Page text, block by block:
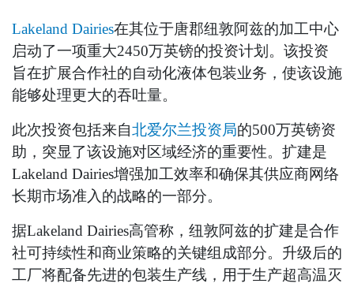
Lakeland Dairies在其位于唐郡纽敦阿兹的加工中心
启动了一项重大2450万英镑的投资计划。该投资
旨在扩展合作社的自动化液体包装业务，使该设施
能够处理更大的吞吐量。
此次投资包括来自北爱尔兰投资局的500万英镑资
助，突显了该设施对区域经济的重要性。扩建是
Lakeland Dairies增强加工效率和确保其供应商网络
长期市场准入的战略的一部分。
据Lakeland Dairies高管称，纽敦阿兹的扩建是合作
社可持续性和商业策略的关键组成部分。升级后的
工厂将配备先进的包装生产线，用于生产超高温灭